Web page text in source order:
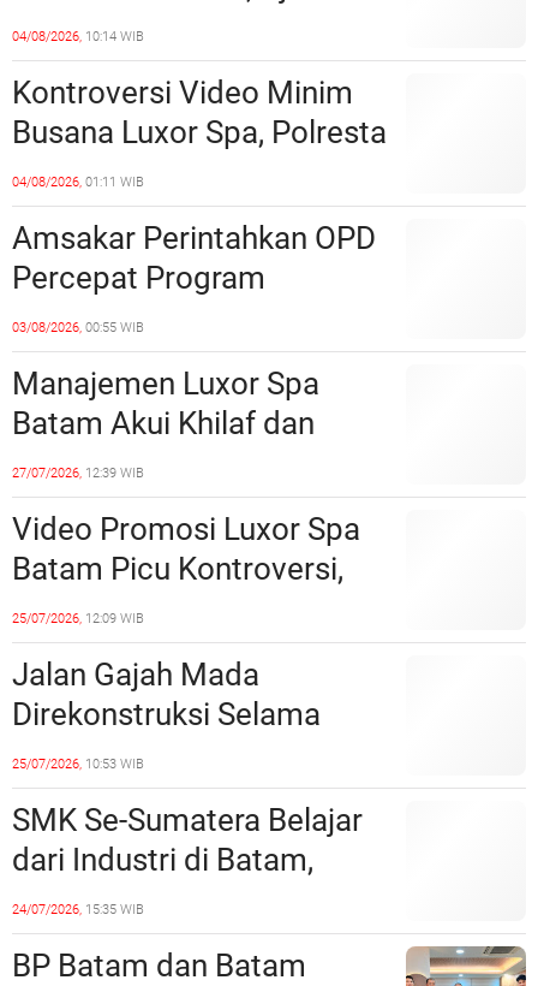
Perkuat Kerukunan dan
Sinergi dengan Pemko
Batam
04/08/2026, 10:14 WIB
Kontroversi Video Minim
Busana Luxor Spa, Polresta
Barelang Usut Tuntas
Unsur Pelanggaran Hukum
04/08/2026, 01:11 WIB
Amsakar Perintahkan OPD
Percepat Program
Prioritas, Targetkan
Realisasi Pembangunan
Lampaui 50 Persen
03/08/2026, 00:55 WIB
Manajemen Luxor Spa
Batam Akui Khilaf dan
Minta Maaf, Konten
Langsung Di-Takedown
27/07/2026, 12:39 WIB
Video Promosi Luxor Spa
Batam Picu Kontroversi,
Dinilai Bermuatan Sensual
25/07/2026, 12:09 WIB
Jalan Gajah Mada
Direkonstruksi Selama
Empat Minggu, Ini Skema
Rekayasa Lalu Lintasnya
25/07/2026, 10:53 WIB
SMK Se-Sumatera Belajar
dari Industri di Batam,
Siapkan Lulusan Siap Kerja
Era Digital
24/07/2026, 15:35 WIB
BP Batam dan Batam